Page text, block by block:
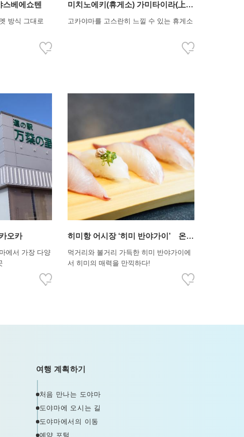
베에쇼텐
방식 그대로
미치노에키(휴게소) 가미타이라(上
平) 사사라관
고카야마를 고스란히 느낄 수 있는 휴게소
오카
에서 가장 다양
히미항 어시장 ‘히미 반야가이’ 온천
시설 ‘소유’
먹거리와 볼거리 가득한 히미 반야가이에
서 히미의 매력을 만끽하다!
여행 계획하기
처음 만나는 도야마
도야마에 오시는 길
도야마에서의 이동
예약 포털